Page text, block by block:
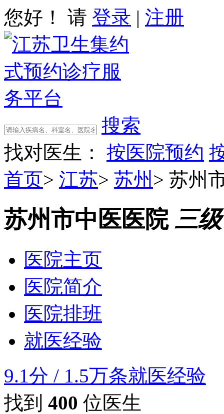
您好！ 请 登录 | 注册
搜索
找对医生：
按医院预约
首页> 江苏> 苏州 > 苏州
苏州市中医医院 三
医院主页
医院简介
医院排班
就医经验
9.1分 / 1.5万条就医经验
找到 400 位医生